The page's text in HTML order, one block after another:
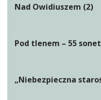
Nad Owidiuszem (2)
Pod tlenem – 55
„Niebezpieczna